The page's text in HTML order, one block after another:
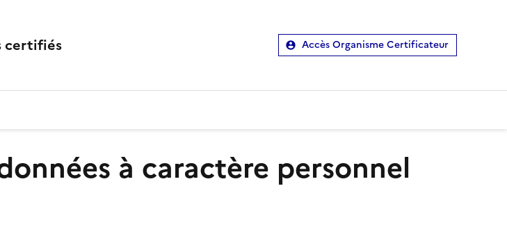
certifiés Accès Organisme Certificateur
à caractère personnel